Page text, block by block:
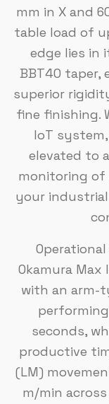
mm in X and
table load of
edge lies in
BBT40 taper,
superior
fine finishing.
IoT
elevated to
monitoring of
your
Okamura Max
with an arm-
seconds,
productive
(LM)
m/min